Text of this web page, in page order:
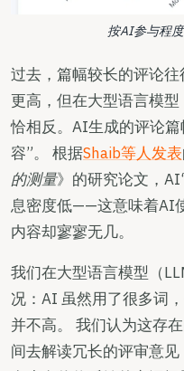
按AI参与程
过去，篇幅较长的评论
更高，但在大型语言模
恰相反。AI生成的评论
容”。 根据Shaib等人发表
的测量》的研究论文，
息密度低——这意味着AI
内容却寥寥无几。
我们在大型语言模型（
况：AI 虽然用了很多词
并不高。 我们认为这存
间去解读冗长的评审意